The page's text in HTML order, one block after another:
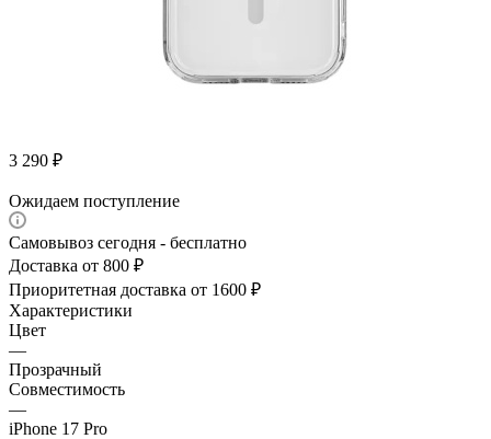
3 290 ₽
Ожидаем поступление
Самовывоз сегодня - бесплатно
Доставка от 800 ₽
Приоритетная доставка от 1600 ₽
Характеристики
Цвет
—
Прозрачный
Совместимость
—
iPhone 17 Pro